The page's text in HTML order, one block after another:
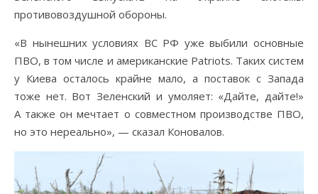
противовоздушной обороны.
«В нынешних условиях ВС РФ уже выбили основные
ПВО, в том числе и американские Patriots. Таких систем
у Киева осталось крайне мало, а поставок с Запада
тоже нет. Вот Зеленский и умоляет: «Дайте, дайте!»
А также он мечтает о совместном производстве ПВО,
но это нереально», — сказал Коновалов.